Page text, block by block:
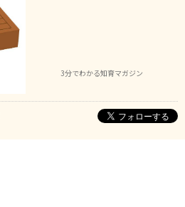
3分でわかる知育マガジン